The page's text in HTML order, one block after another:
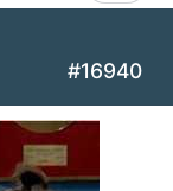
#16940